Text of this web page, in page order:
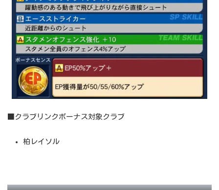
■クラブリンクボーナス対象クラブ
柏レイソル